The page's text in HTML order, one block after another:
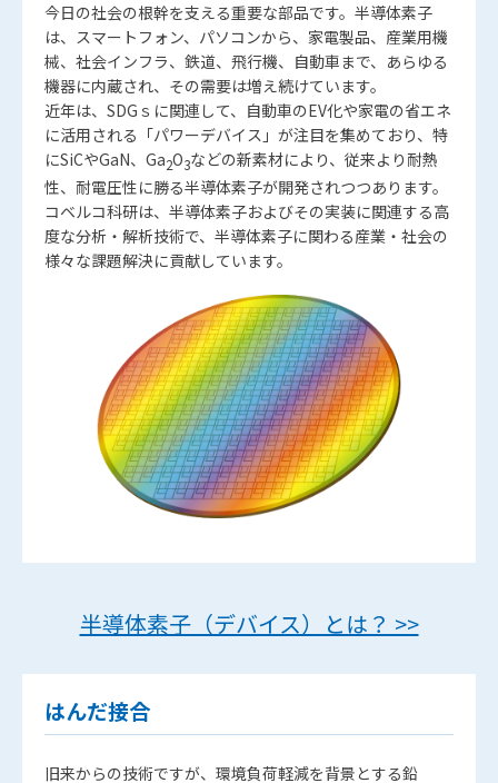
今日の社会の根幹を支える重要な部品です。半導体素子
は、スマートフォン、パソコンから、家電製品、産業用機
械、社会インフラ、鉄道、飛行機、自動車まで、あらゆる
機器に内蔵され、その需要は増え続けています。
近年は、SDGｓに関連して、自動車のEV化や家電の省エネ
に活用される「パワーデバイス」が注目を集めており、特
にSiCやGaN、Ga2O3などの新素材により、従来より耐熱
性、耐電圧性に勝る半導体素子が開発されつつあります。
コベルコ科研は、半導体素子およびその実装に関連する高
度な分析・解析技術で、半導体素子に関わる産業・社会の
様々な課題解決に貢献しています。
半導体素子（デバイス）とは？ >>
はんだ接合
旧来からの技術ですが、環境負荷軽減を背景とする鉛